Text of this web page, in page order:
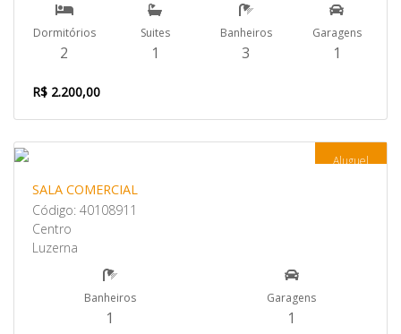
Dormitórios
2
Suites
1
Banheiros
3
Garagens
1
R$ 2.200,00
Aluguel
SALA COMERCIAL
Código: 40108911
Centro
Luzerna
Banheiros
1
Garagens
1